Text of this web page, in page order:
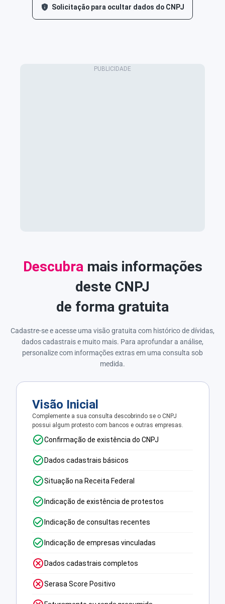
Solicitação para ocultar dados do CNPJ
Descubra mais informações
deste CNPJ
de forma gratuita
Cadastre-se e acesse uma visão gratuita com histórico de dívidas,
dados cadastrais e muito mais. Para aprofundar a análise,
personalize com informações extras em uma consulta sob
medida.
Visão Inicial
Complemente a sua consulta descobrindo se o CNPJ
possui algum protesto com bancos e outras empresas.
Confirmação de existência do CNPJ
Dados cadastrais básicos
Situação na Receita Federal
Indicação de existência de protestos
Indicação de consultas recentes
Indicação de empresas vinculadas
Dados cadastrais completos
Serasa Score Positivo